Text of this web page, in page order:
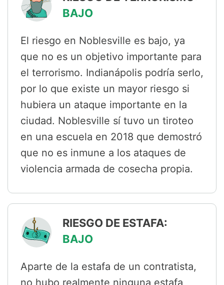
BAJO
El riesgo en Noblesville es bajo, ya
que no es un objetivo importante para
el terrorismo. Indianápolis podría serlo,
por lo que existe un mayor riesgo si
hubiera un ataque importante en la
ciudad. Noblesville sí tuvo un tiroteo
en una escuela en 2018 que demostró
que no es inmune a los ataques de
violencia armada de cosecha propia.
RIESGO DE ESTAFA:
BAJO
Aparte de la estafa de un contratista,
no hubo realmente ninguna estafa